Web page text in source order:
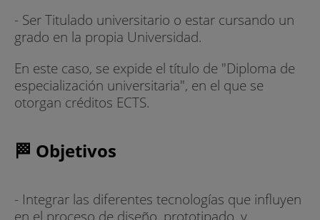
- Ser Titulado universitario o estar cursando un
grado en la propia Universidad.
En este caso, se expide el título de "Diploma de
especialización universitaria", en el que se
otorgan créditos ECTS.
🏁 Objetivos
- Integrar las diferentes tecnologías que influyen